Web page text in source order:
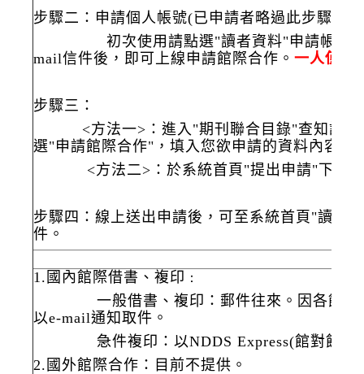
步驟二：申請個人帳號(已申請者略過此步驟)
初次使用請點選"讀者資料"申請帳號，依
mail信件後，即可上線申請館際合作。 一人僅能
步驟三：
<方法一>：進入"期刊聯合目錄"查知該期刊
選"申請館際合作"，填入您欲申請的資料內容即
<方法二>：於系統首頁"提出申請"下點
步驟四：線上送出申請後，可至系統首頁"讀者
件。
1.國內館際借書、複印 ：
一般借書、複印：郵件往來。因各館處理
以e-mail通知取件。
急件複印：以NDDS Express(館對館文件
2.國外館際合作：目前不提供。